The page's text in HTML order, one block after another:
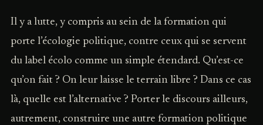
Il y a lutte, y compris au sein de la formation qui
porte l’écologie politique, contre ceux qui se servent
du label écolo comme un simple étendard. Qu’est-ce
qu’on fait ? On leur laisse le terrain libre ? Dans ce cas
là, quelle est l’alternative ? Porter le discours ailleurs,
autrement, construire une autre formation politique